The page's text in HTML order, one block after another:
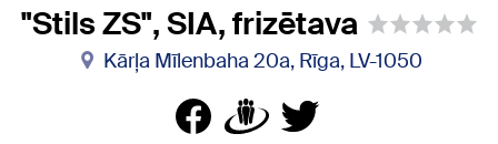
"Stils ZS", SIA, frizētava
Kārļa Mīlenbaha 20a, Rīga, LV-1050